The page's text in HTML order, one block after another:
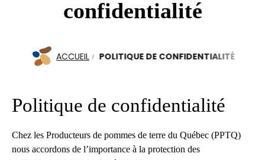
confidentialité
ACCUEIL POLITIQUE DE CONFIDENTIALITÉ
Politique de confidentialité
Chez les Producteurs de pommes de terre du Québec (PPTQ)
nous accordons de l’importance à la protection des